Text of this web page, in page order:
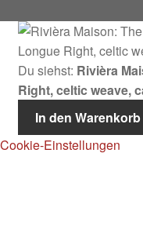
Du siehst: Rivièra
Right, celtic weave,
In den Warenkorb
Cookie-Einstellungen